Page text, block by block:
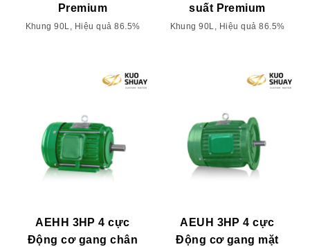
Premium
Khung 90L, Hiệu quả 86.5%
suất Premium
Khung 90L, Hiệu quả 86.5%
AEHH 3HP 4 cực
Động cơ gang chân
AEUH 3HP 4 cực
Động cơ gang mặt